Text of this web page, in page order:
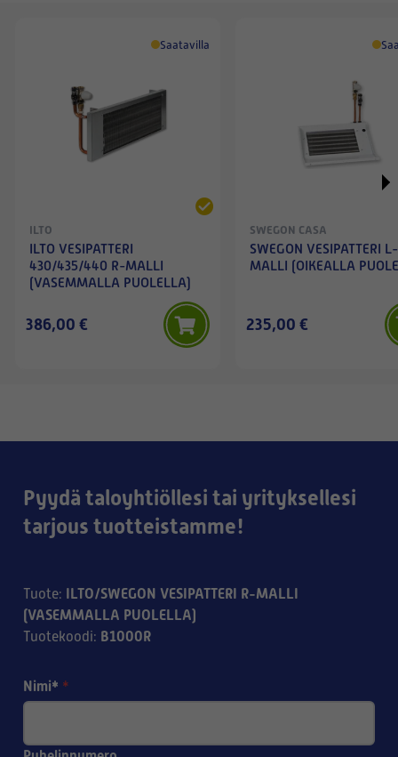
Saatavilla
ILTO
ILTO VESIPATTERI
430/435/440 R-MALLI
(VASEMMALLA PUOLELLA)
386,00 €
SWEGON CASA
SWEGON VESIPATTERI L-
MALLI (OIKEALLA
235,00 €
Pyydä taloyhtiöllesi tai yrityksellesi
tarjous tuotteistamme!
Tuote: ILTO/SWEGON VESIPATTERI R-MALLI
(VASEMMALLA PUOLELLA)
Tuotekoodi: B1000R
Nimi* *